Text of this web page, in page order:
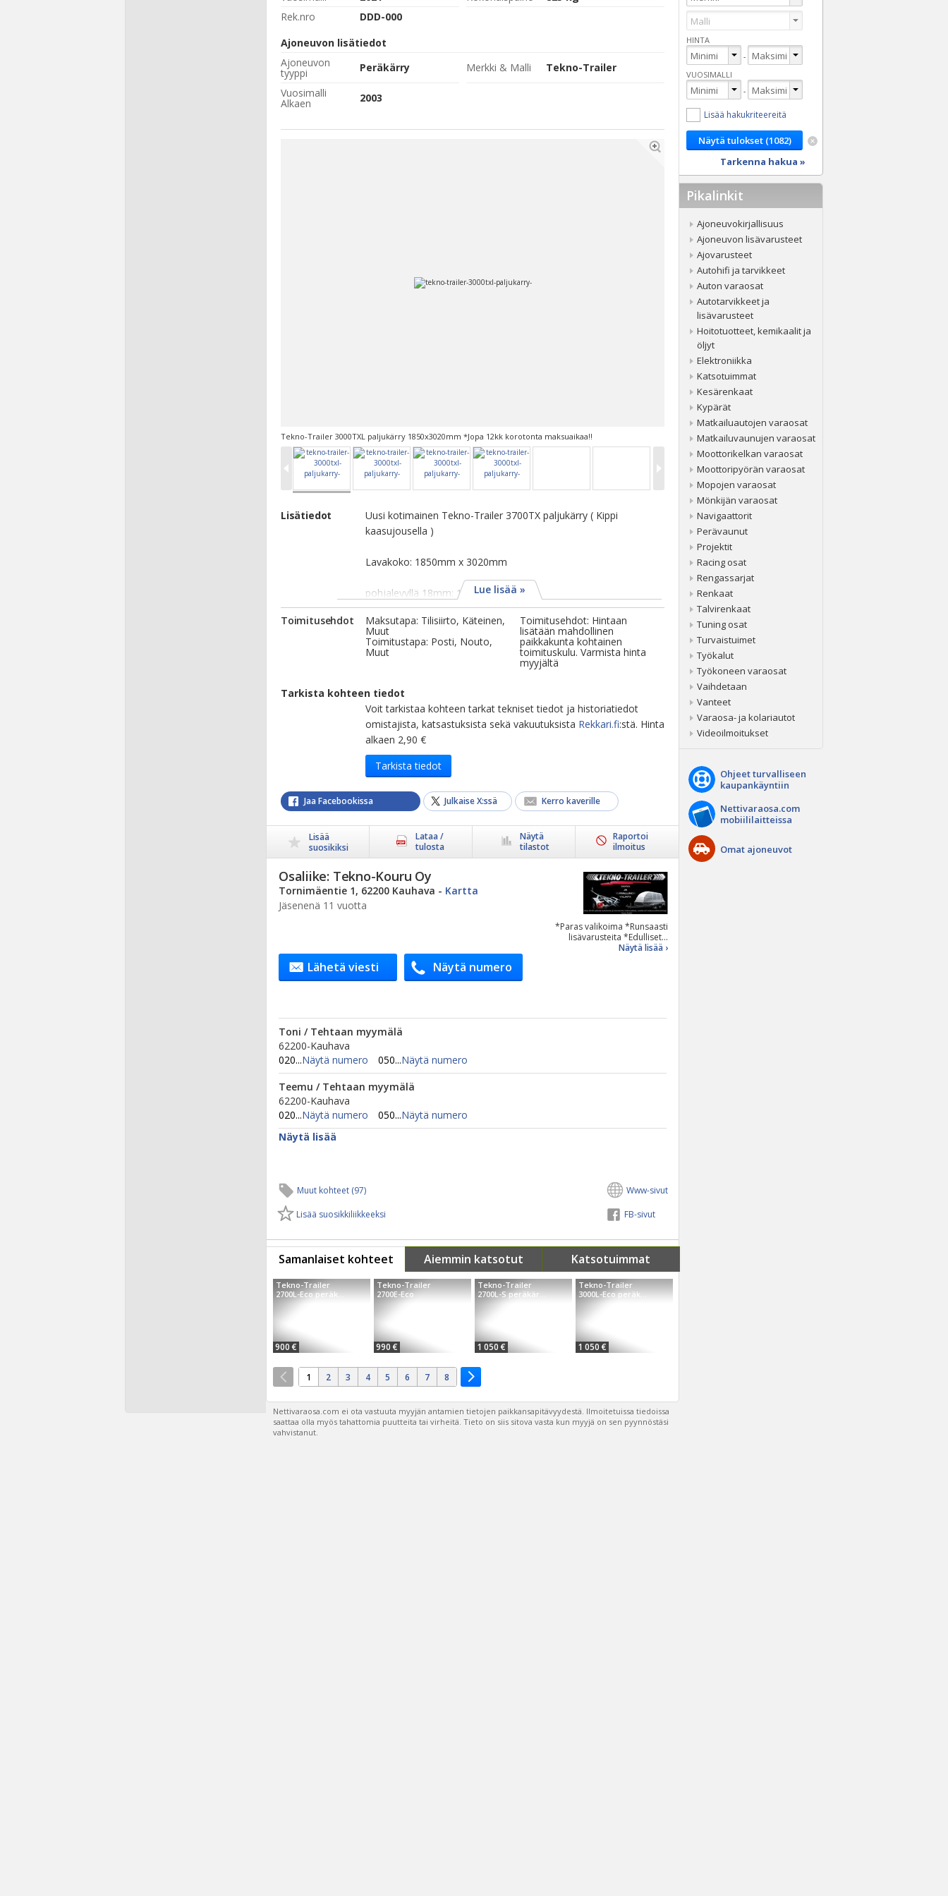
Rek.nro
DDD-000
Ajoneuvon lisätiedot
Ajoneuvon
tyyppi Peräkärry Merkki & Malli
Tekno-Trailer
Vuosimalli
Alkaen 2003
Tekno-Trailer 3000TXL paljukärry 1850x3020mm *Jopa 12kk korotonta maksuaikaa!!
Lisätiedot
Uusi kotimainen Tekno-Trailer 3700TX paljukärry ( Kippi
kaasujousella )
Lavakoko: 1850mm x 3020mm
pohjalevyllä 18mm: 1650€Lue lisää »
Toimitusehdot Maksutapa: Tilisiirto, Käteinen,
Muut
Toimitustapa: Posti, Nouto,
Muut
Toimitusehdot: Hintaan
lisätään mahdollinen
paikkakunta kohtainen
toimituskulu. Varmista hinta
myyjältä
Tarkista kohteen tiedot
Voit tarkistaa kohteen tarkat tekniset tiedot ja historiatiedot
omistajista, katsastuksista sekä vakuutuksista Rekkari.fi:stä. Hinta
alkaen 2,90 €
Tarkista tiedot
Jaa Facebookissa Julkaise X:ssä Kerro kaverille
Lisää
suosikiksi
Lataa /
tulosta
Näytä
tilastot
Raportoi
ilmoitus
*Paras valikoima *Runsaasti
lisävarusteita *Edulliset...
Näytä lisää ›
Osaliike: Tekno-Kouru Oy
Tornimäentie 1, 62200 Kauhava - Kartta
Jäsenenä 11 vuotta
Lähetä viesti Näytä numero
Toni / Tehtaan myymälä
62200-Kauhava
020...Näytä numero 050...Näytä numero
Teemu / Tehtaan myymälä
62200-Kauhava
020...Näytä numero 050...Näytä numero
Näytä lisää
Muut kohteet (97)
Lisää suosikkiliikkeeksi
Www-sivut
FB-sivut
Samanlaiset kohteet Aiemmin katsotut Katsotuimmat
Tekno-Trailer
2700L-Eco peräk...
900 €
Tekno-Trailer
2700E-Eco
990 €
Tekno-Trailer
2700L-S peräkär...
1 050 €
Tekno-Trailer
3000L-Eco peräk...
1 050 €
1 2 3 4 5 6 7 8
Nettivaraosa.com ei ota vastuuta myyjän antamien tietojen paikkansapitävyydestä. Ilmoitetuissa tiedoissa
saattaa olla myös tahattomia puutteita tai virheitä. Tieto on siis sitova vasta kun myyjä on sen pyynnöstäsi
vahvistanut.
HINTA
-
VUOSIMALLI
-
Lisää hakukriteereitä
Tarkenna hakua »
Pikalinkit
Ajoneuvokirjallisuus
Ajoneuvon lisävarusteet
Ajovarusteet
Autohifi ja tarvikkeet
Auton varaosat
Autotarvikkeet ja
lisävarusteet
Hoitotuotteet, kemikaalit ja
öljyt
Elektroniikka
Katsotuimmat
Kesärenkaat
Kypärät
Matkailuautojen varaosat
Matkailuvaunujen varaosat
Moottorikelkan varaosat
Moottoripyörän varaosat
Mopojen varaosat
Mönkijän varaosat
Navigaattorit
Perävaunut
Projektit
Racing osat
Rengassarjat
Renkaat
Talvirenkaat
Tuning osat
Turvaistuimet
Työkalut
Työkoneen varaosat
Vaihdetaan
Vanteet
Varaosa- ja kolariautot
Videoilmoitukset
Ohjeet turvalliseen
kaupankäyntiin
Nettivaraosa.com
mobiililaitteissa
Omat ajoneuvot